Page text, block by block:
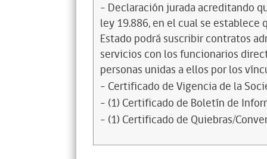
- Declaración jurada acreditando
ley 19.886, en el cual se
Estado podrá suscribir contratos
servicios con los funcionarios
personas unidas a ellos por los
- Certificado de Vigencia de la
- (1) Certificado de Boletín de
- (1) Certificado de Quiebras/